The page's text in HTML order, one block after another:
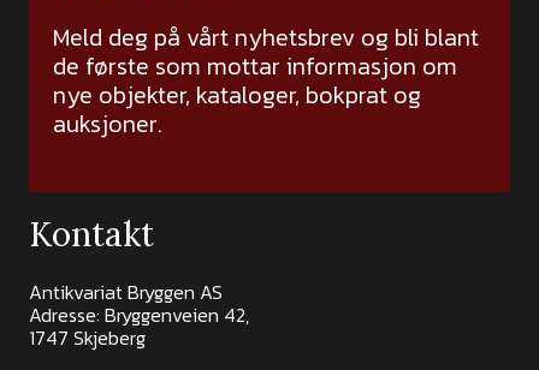
Meld deg på vårt nyhetsbrev og bli blant
de første som mottar informasjon om
nye objekter, kataloger, bokprat og
auksjoner.
Kontakt
Antikvariat Bryggen AS
Adresse: Bryggenveien 42,
1747 Skjeberg